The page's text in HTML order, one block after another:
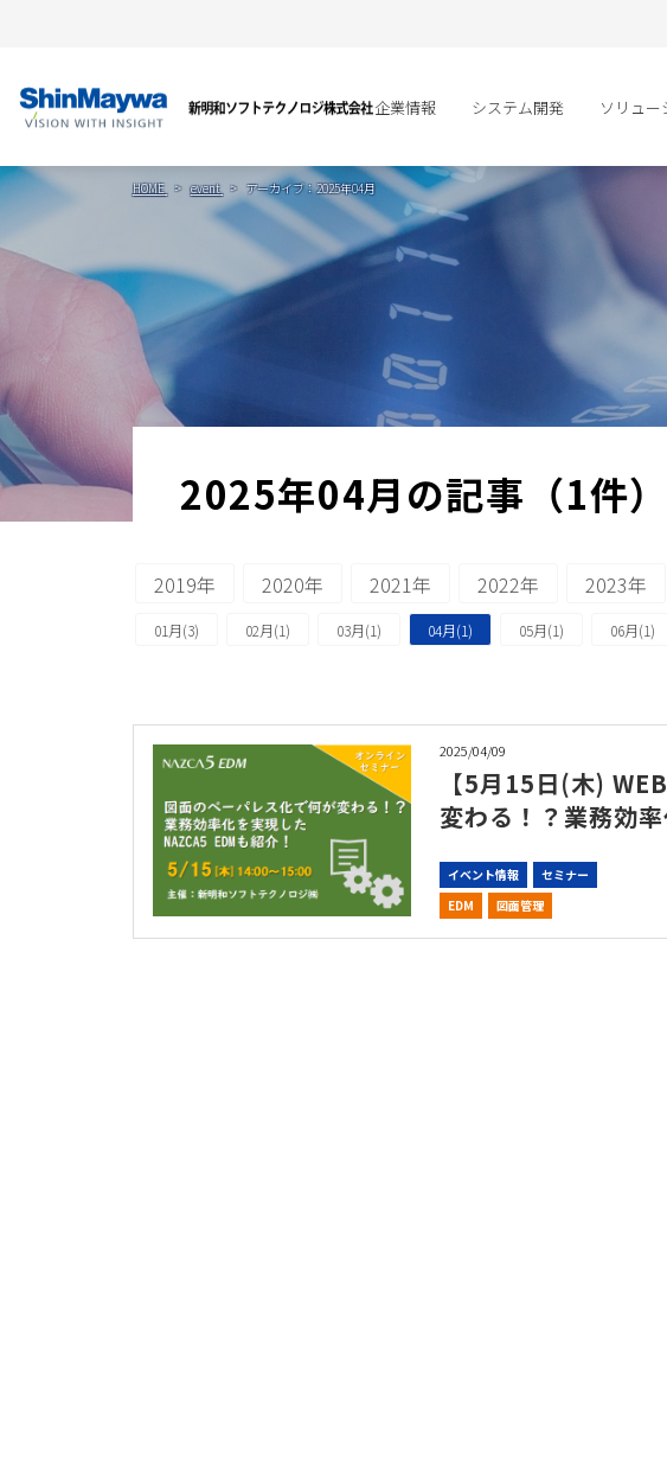
企業情報 システム開発 ソリュー
HOME event アーカイブ：2025年04月
2025年04月の記事（1件）
2019年 2020年 2021年 2022年 2023年
01月(3) 02月(1) 03月(1) 04月(1) 05月(1) 06月(1)
2025/04/09
【5月15日(木)
変わる！？業務効
イベント情報
セミナー
EDM
図面管理